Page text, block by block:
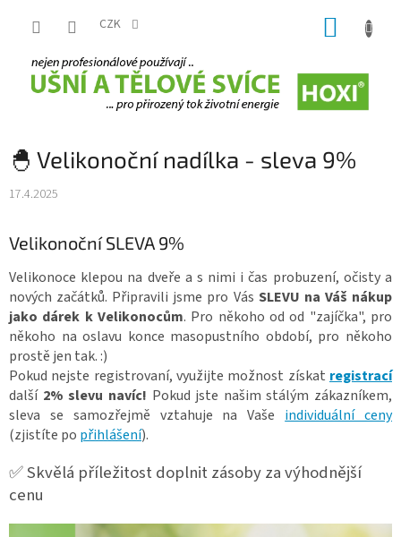
CZK
🐣 Velikonoční nadílka - sleva 9%
17.4.2025
Velikonoční SLEVA 9%
Velikonoce klepou na dveře a s nimi i čas probuzení, očisty a
nových začátků. Připravili jsme pro Vás SLEVU na Váš nákup
jako dárek k Velikonocům. Pro někoho od od "zajíčka", pro
někoho na oslavu konce masopustního období, pro někoho
prostě jen tak. :)
Pokud nejste registrovaní, využijte možnost získat registrací
další 2% slevu navíc! Pokud jste našim stálým zákazníkem,
sleva se samozřejmě vztahuje na Vaše individuální ceny
(zjistíte po přihlášení).
✅ Skvělá příležitost doplnit zásoby za výhodnější
cenu